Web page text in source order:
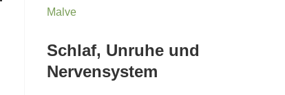
Malve
Schlaf, Unruhe und
Nervensystem